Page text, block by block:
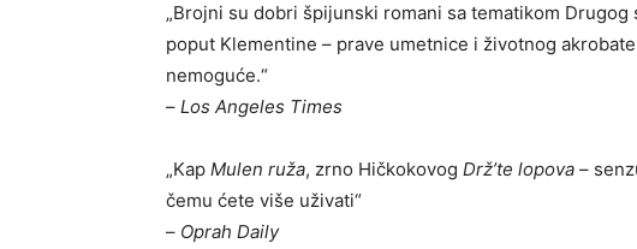
„Brojni su dobri špijunski romani sa tematikom
poput Klementine – prave umetnice i životnog
nemoguće.“
– Los Angeles Times
„Kap Mulen ruža, zrno Hičkokovog Drž’te lopova –
čemu ćete više uživati“
– Oprah Daily